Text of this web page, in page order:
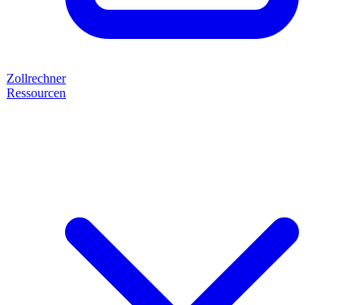
Zollrechner
Ressourcen